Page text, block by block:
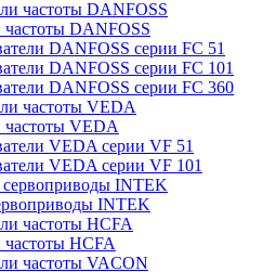
частоты DANFOSS
DANFOSS серии FC 51
DANFOSS серии FC 101
DANFOSS серии FC 360
частоты VEDA
VEDA серии VF 51
VEDA серии VF 101
INTEK
частоты HCFA